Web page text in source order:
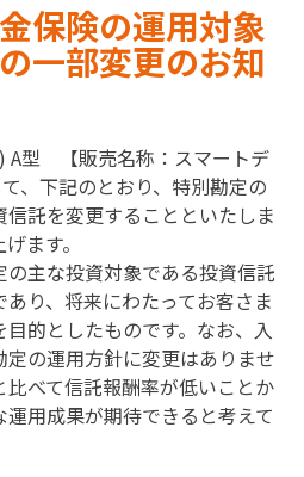
保険の運用対象
一部変更のお知
A型 【販売名称：スマートデ
、下記のとおり、特別勘定の
託を変更することといたしま
ます。
主な投資対象である投資信託
り、将来にわたってお客さま
的としたものです。なお、入
の運用方針に変更はありませ
べて信託報酬率が低いことか
用成果が期待できると考えて